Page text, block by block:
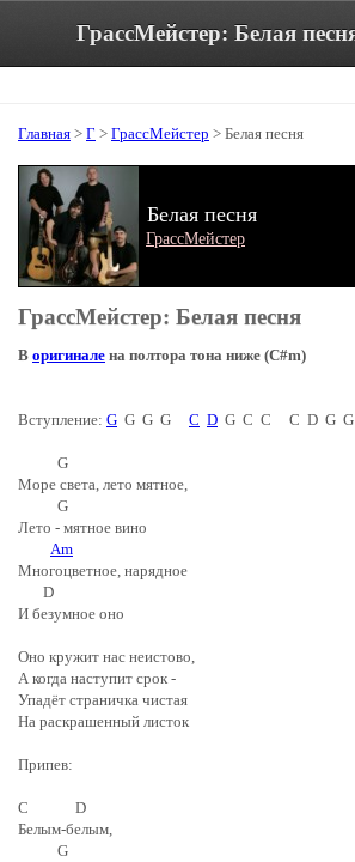
Главная > Г > ГрассМейстер > Белая песня
Белая песня
ГрассМейстер
ГрассМейстер: Белая песня
В оригинале на полтора тона ниже (C#m)
Вступление: G G G G C D G C C C D G G
G
Море света, лето мятное,
G
Лето - мятное вино
Am
Многоцветное, нарядное
D
И безумное оно
Оно кружит нас неистово,
А когда наступит срок -
Упадёт страничка чистая
На раскрашенный листок
Припев:
C D
Белым-белым,
G